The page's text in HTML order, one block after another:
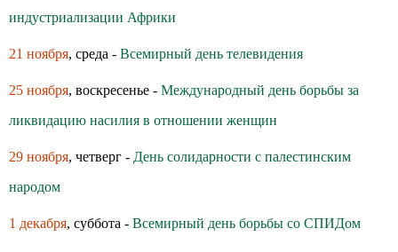
индустриализации Африки
21 ноября, среда - Всемирный день телевидения
25 ноября, воскресенье - Международный день борьбы за
ликвидацию насилия в отношении женщин
29 ноября, четверг - День солидарности с палестинским
народом
1 декабря, суббота - Всемирный день борьбы со СПИДом